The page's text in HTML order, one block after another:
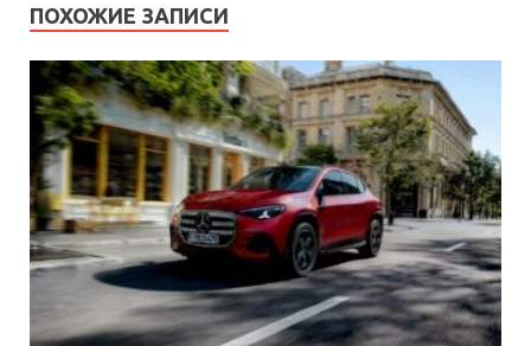
ПОХОЖИЕ ЗАПИСИ